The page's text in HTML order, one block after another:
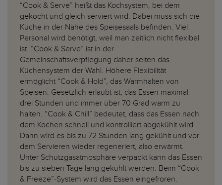
“Cook & Serve” heißt das Kochsystem, bei dem
gekocht und gleich serviert wird. Dabei muss sich die
Küche in der Nähe des Speisesaals befinden. Viel
Personal wird benötigt, weil man zeitlich nicht flexibel
ist. “Cook & Serve” ist in der
Gemeinschaftsverpflegung daher selten das
Küchensystem der Wahl. Höhere Flexibilität
ermöglicht “Cook & Hold”, das Warmhalten von
Speisen. Gesetzlich erlaubt ist, das Essen maximal
drei Stunden und immer über 70 Grad warm zu
halten. “Cook & Chill” bedeutet, dass das Essen nach
dem Kochen schnell und kontrolliert abgekühlt wird.
Dann wird es bis zu 72 Stunden lang gekühlt und vor
dem Servieren wieder regeneriert, also erwärmt.
Unter Schutzgasatmosphäre verpackt kann das Essen
bis zu sieben Tage lang gekühlt werden. Beim “Cook
& Freeze”-System wird das Essen eingefroren.